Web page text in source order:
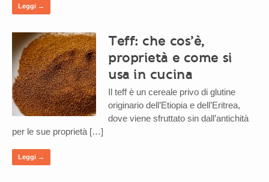
Leggi →
Teff: che cos’è,
proprietà e come si
usa in cucina
Il teff è un cereale privo di glutine
originario dell’Etiopia e dell’Eritrea,
dove viene sfruttato sin dall’antichità
per le sue proprietà […]
Leggi →